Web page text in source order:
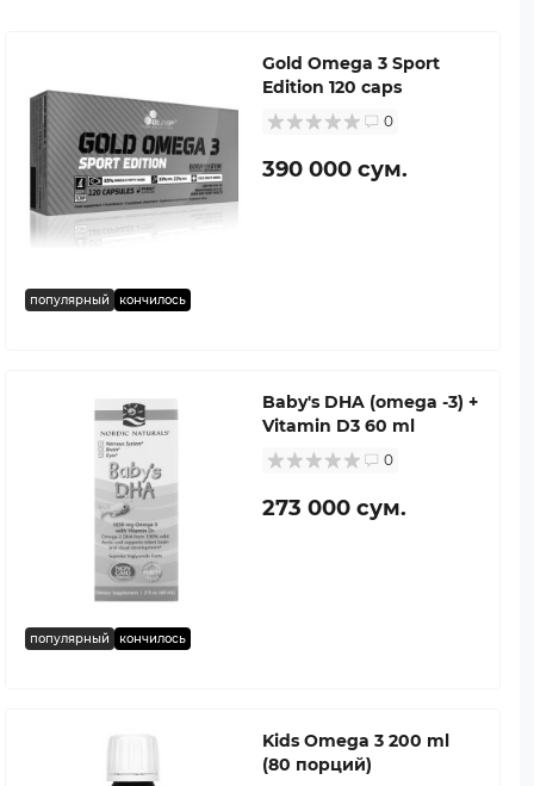
популярный кончилось
Gold Omega 3 Sport
Edition 120 caps
0
390 000 сум.
популярный кончилось
Baby's DHA (omega -3) +
Vitamin D3 60 ml
0
273 000 сум.
Kids Omega 3 200 ml
(80 порций)